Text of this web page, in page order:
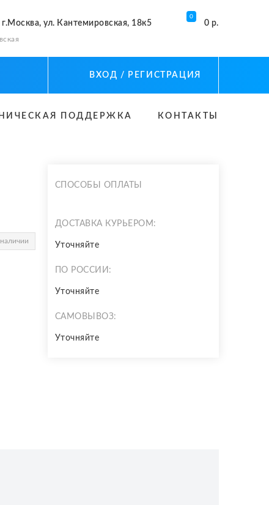
г.Москва, ул. Кантемировская, 18к5
0
0 р.
ВХОД / РЕГИСТРАЦИЯ
ПОДДЕРЖКА КОНТАКТЫ
СПОСОБЫ ОПЛАТЫ
ДОСТАВКА КУРЬЕРОМ:
Уточняйте
ПО РОССИИ:
Уточняйте
САМОВЫВОЗ:
Уточняйте